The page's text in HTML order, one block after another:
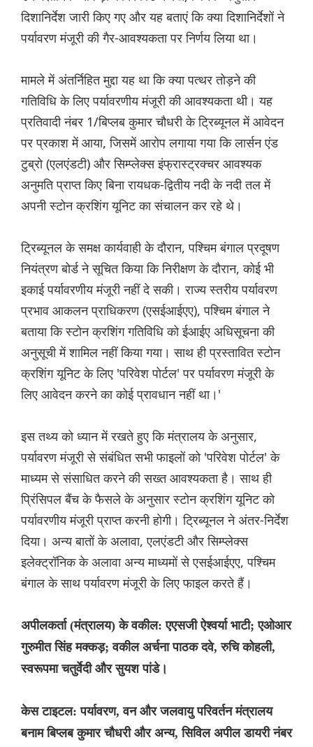
दिशानिर्देश जारी किए गए और यह बताएं कि क्या दिशानिर्देशों ने
पर्यावरण मंजूरी की गैर-आवश्यकता पर निर्णय लिया था।
मामले में अंतर्निहित मुद्दा यह था कि क्या पत्थर तोड़ने की
गतिविधि के लिए पर्यावरणीय मंजूरी की आवश्यकता थी। यह
प्रतिवादी नंबर 1/बिप्लब कुमार चौधरी के ट्रिब्यूनल में आवेदन
पर प्रकाश में आया, जिसमें आरोप लगाया गया कि लार्सन एंड
टुब्रो (एलएंडटी) और सिम्प्लेक्स इंफ्रास्ट्रक्चर आवश्यक
अनुमति प्राप्त किए बिना रायधक-द्वितीय नदी के नदी तल में
अपनी स्टोन क्रशिंग यूनिट का संचालन कर रहे थे।
ट्रिब्यूनल के समक्ष कार्यवाही के दौरान, पश्चिम बंगाल प्रदूषण
नियंत्रण बोर्ड ने सूचित किया कि निरीक्षण के दौरान, कोई भी
इकाई पर्यावरणीय मंजूरी नहीं दे सकी। राज्य स्तरीय पर्यावरण
प्रभाव आकलन प्राधिकरण (एसईआईएए), पश्चिम बंगाल ने
बताया कि स्टोन क्रशिंग गतिविधि को ईआईए अधिसूचना की
अनुसूची में शामिल नहीं किया गया। साथ ही प्रस्तावित स्टोन
क्रशिंग यूनिट के लिए 'परिवेश पोर्टल' पर पर्यावरण मंजूरी के
लिए आवेदन करने का कोई प्रावधान नहीं था।'
इस तथ्य को ध्यान में रखते हुए कि मंत्रालय के अनुसार,
पर्यावरण मंजूरी से संबंधित सभी फाइलों को 'परिवेश पोर्टल' के
माध्यम से संसाधित करने की सख्त आवश्यकता है। साथ ही
प्रिंसिपल बैंच के फैसले के अनुसार स्टोन क्रशिंग यूनिट को
पर्यावरणीय मंजूरी प्राप्त करनी होगी। ट्रिब्यूनल ने अंतर-निर्देश
दिया। अन्य बातों के अलावा, एलएंडटी और सिम्प्लेक्स
इलेक्ट्रॉनिक के अलावा अन्य माध्यमों से एसईआईएए, पश्चिम
बंगाल के साथ पर्यावरण मंजूरी के लिए फाइल करते हैं।
अपीलकर्ता (मंत्रालय) के वकील: एएसजी ऐश्वर्या भाटी; एओआर
गुरुमीत सिंह मक्कड़; वकील अर्चना पाठक दवे, रुचि कोहली,
स्वरूपमा चतुर्वेदी और सुयश पांडे।
केस टाइटल: पर्यावरण, वन और जलवायु परिवर्तन मंत्रालय
बनाम बिप्लब कुमार चौधरी और अन्य, सिविल अपील डायरी नंबर